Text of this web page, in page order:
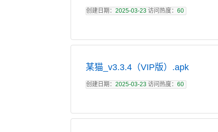
创建日期： 2025-03-23 访问热度： 60
某猫_v3.3.4（VIP版）.apk
创建日期： 2025-03-23 访问热度： 60